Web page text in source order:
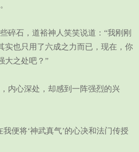
碎石，道裕神人笑笑说道：“我刚刚
实也只用了六成之力而已，现在，你
大之处吧？”
内心深处，却感到一阵强烈的兴
便将‘神武真气’的心决和法门传授